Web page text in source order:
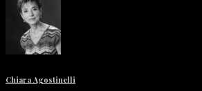
Chiara Agostinelli